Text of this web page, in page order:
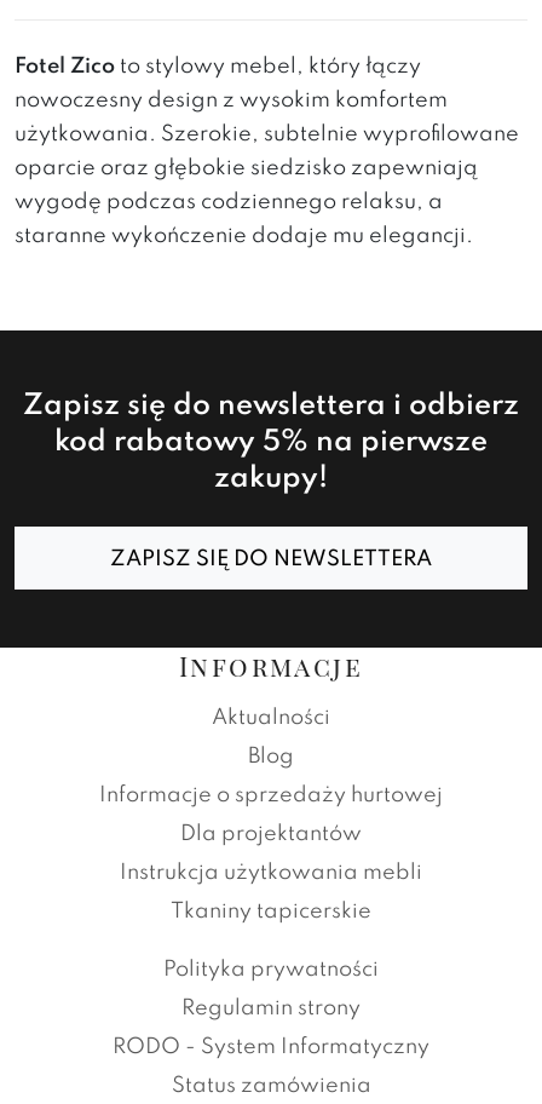
Fotel Zico to stylowy mebel, który łączy
nowoczesny design z wysokim komfortem
użytkowania. Szerokie, subtelnie wyprofilowane
oparcie oraz głębokie siedzisko zapewniają
wygodę podczas codziennego relaksu, a
staranne wykończenie dodaje mu elegancji.
Zapisz się do newslettera i odbierz
kod rabatowy 5% na pierwsze
zakupy!
ZAPISZ SIĘ DO NEWSLETTERA
Informacje
Aktualności
Blog
Informacje o sprzedaży hurtowej
Dla projektantów
Instrukcja użytkowania mebli
Tkaniny tapicerskie
Polityka prywatności
Regulamin strony
RODO - System Informatyczny
Status zamówienia